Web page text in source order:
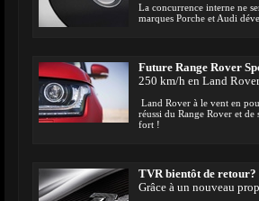
La concurrence interne ne
marques Porche et Audi
Future Range Rover
250 km/h en Land Rover
Land Rover à le vent en
réussi du Range Rover et
fort !
TVR bientôt de retour?
Grâce à un nouveau